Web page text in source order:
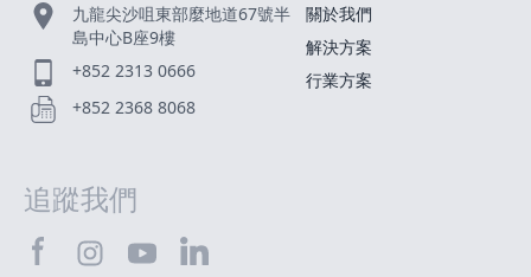
九龍尖沙咀東部麼地道67號半
島中心B座9樓
+852 2313 0666
+852 2368 8068
關於我們
解決方案
行業方案
追蹤我們